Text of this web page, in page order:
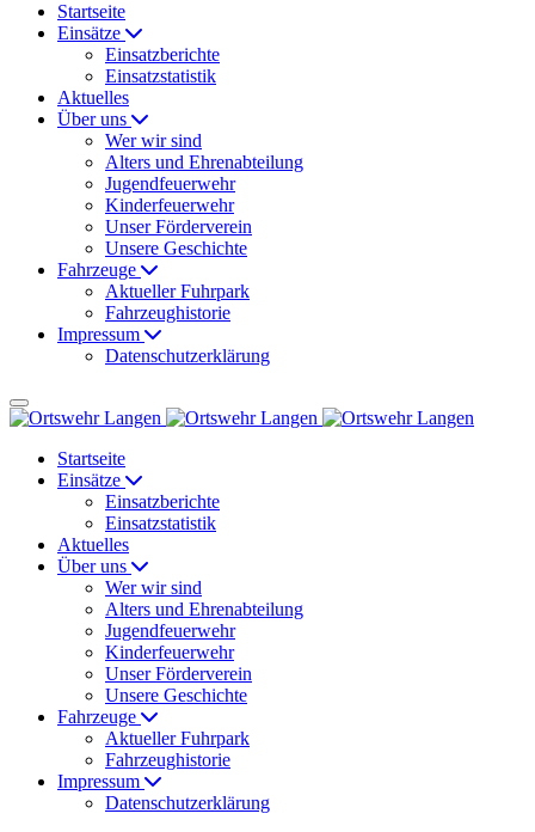
Startseite
Einsätze
Einsatzberichte
Einsatzstatistik
Aktuelles
Über uns
Wer wir sind
Alters und Ehrenabteilung
Jugendfeuerwehr
Kinderfeuerwehr
Unser Förderverein
Unsere Geschichte
Fahrzeuge
Aktueller Fuhrpark
Fahrzeughistorie
Impressum
Datenschutzerklärung
Startseite
Einsätze
Einsatzberichte
Einsatzstatistik
Aktuelles
Über uns
Wer wir sind
Alters und Ehrenabteilung
Jugendfeuerwehr
Kinderfeuerwehr
Unser Förderverein
Unsere Geschichte
Fahrzeuge
Aktueller Fuhrpark
Fahrzeughistorie
Impressum
Datenschutzerklärung